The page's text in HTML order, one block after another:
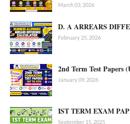
March 03, 2026
D. A ARREARS
February 25, 2026
2nd Term Test Papers
January 09, 2026
IST TERM EXAM
September 15, 2025